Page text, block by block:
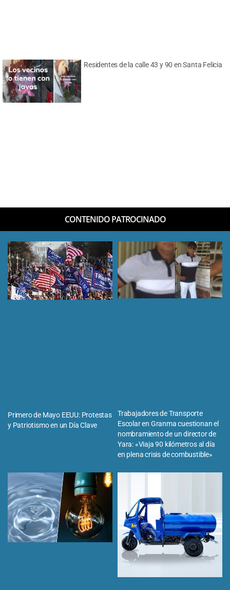
Residentes de la calle 43 y 90 en Santa Felicia
CONTENIDO PATROCINADO
Primero de Mayo EEUU: Protestas
y Patriotismo en un Día Clave
Trabajadores de Transporte
Escolar en Granma cuestionan el
nombramiento de un director de
Yara: «Viaja 90 kilómetros al día
en plena crisis de combustible»